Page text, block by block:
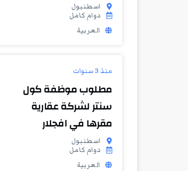
اسطنبول
دوام كامل
العربية
منذ 3 سنوات
مطلوب موظفة كول
سنتر لشركة عقارية
مقرها في افجلار
اسطنبول
دوام كامل
العربية